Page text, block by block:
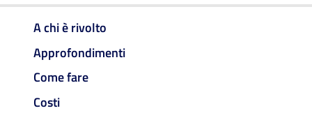
A chi è rivolto
Approfondimenti
Come fare
Costi